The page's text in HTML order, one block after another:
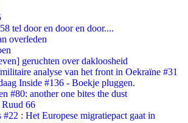
tel door en door en door....
overleden
geruchten over dakloosheid
analyse van het front in Oekraïne #31
Inside #136 - Boekje pluggen.
#80: another one bites the dust
66
#22 : Het Europese migratiepact gaat in